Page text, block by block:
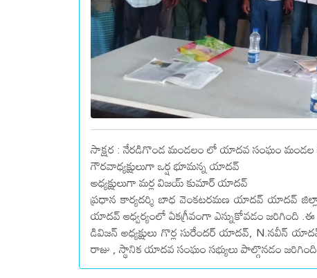
సాక్షర : నేరడిగొండ మండలం లో యాదవ సంఘం మండల
గౌరవాధ్యక్షులుగా ఒర్ష భూమన్న యాదవ్
అధ్యక్షులుగా మర్ల విజయ్ కుమార్ యాదవ్
ప్రధాన కార్యదర్శి బాధ వెంకటరమణ యాదవ్ యాదవ్ జిల్లా
యాదవ్ ఆధ్వర్యంలో ఏకగ్రీవంగా ఎన్నుకోవడం జరిగింది
డివిజన్ అధ్యక్షులు గొర్ల సురేందర్ యాదవ్,
రాజు , స్థానిక యాదవ సంఘం సభ్యులు పాల్గొనడం